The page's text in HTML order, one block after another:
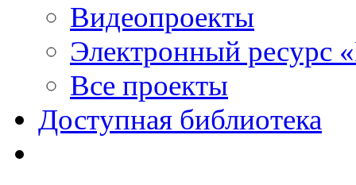
Видеопроекты
Электронный ресурс
Все проекты
Доступная библиотека